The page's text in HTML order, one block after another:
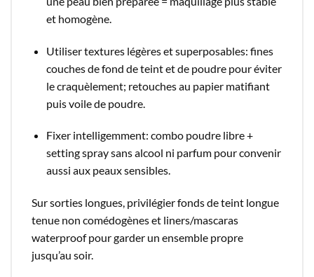
et homogène.​
Utiliser textures légères et superposables: fines
couches de fond de teint et de poudre pour éviter
le craquèlement; retouches au papier matifiant
puis voile de poudre.​
Fixer intelligemment: combo poudre libre +
setting spray sans alcool ni parfum pour convenir
aussi aux peaux sensibles.​
Sur sorties longues, privilégier fonds de teint longue
tenue non comédogènes et liners/mascaras
waterproof pour garder un ensemble propre
jusqu’au soir.​